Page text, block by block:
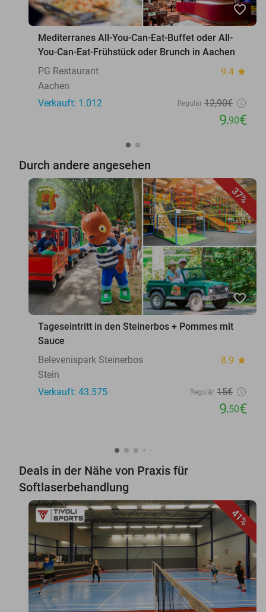
favorite_border
Mediterranes All-You-Can-Eat-Buffet oder All-
You-Can-Eat-Frühstück oder Brunch in Aachen
PG Restaurant
9.4 star
Aachen
Verkauft: 1.012
Regulär 12,90€
9,90€
Durch andere angesehen
37%
favorite_border
Tageseintritt in den Steinerbos + Pommes mit
Sauce
Belevenispark Steinerbos
8.9 star
Stein
Verkauft: 43.575
Regulär 15€
9,50€
Deals in der Nähe von Praxis für
Softlaserbehandlung
41%